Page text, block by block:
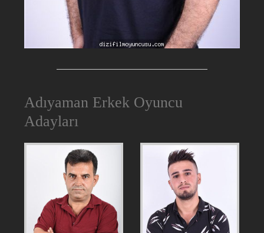
Adıyaman Erkek Oyuncu
Adayları